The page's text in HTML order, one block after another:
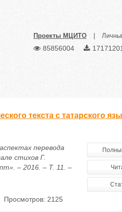
Проекты МЦИТО
85856004 17171201
текста с татарского
перевода
стихов Г.
– 2016. – Т. 11. –
Просмотров: 2125